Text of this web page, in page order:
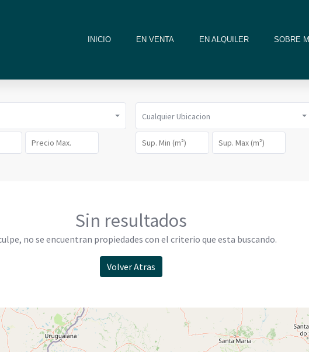
INICIO EN VENTA EN ALQUILER SOBRE MÍ
Cualquier Ubicacion
Sin resultados
no se encuentran propiedades con el criterio que esta buscando.
Volver Atras